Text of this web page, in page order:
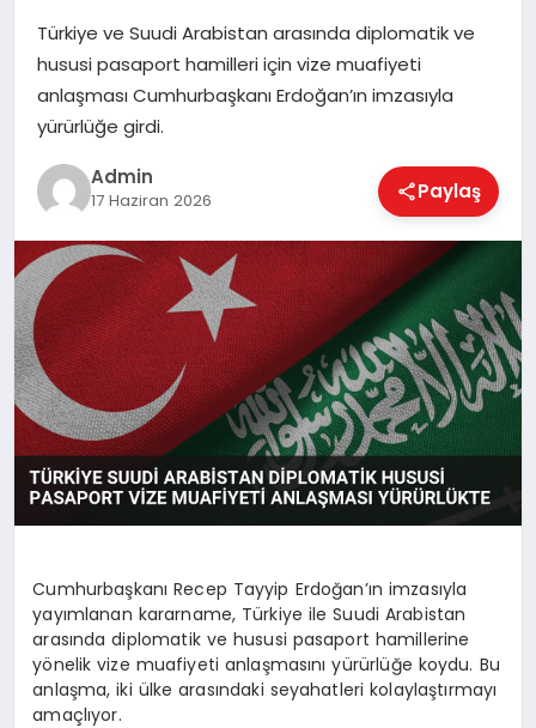
EKONOMI
MAGAZIN
SAĞLIK
SPOR
TEKNOLOJI
Türkiye ve Suudi Arabistan arasında diplomatik ve
hususi pasaport hamilleri için vize muafiyeti
anlaşması Cumhurbaşkanı Erdoğan’ın imzasıyla
yürürlüğe girdi.
Admin
17 Haziran 2026 Paylaş
Cumhurbaşkanı Recep Tayyip Erdoğan’ın imzasıyla
yayımlanan kararname, Türkiye ile Suudi Arabistan
arasında diplomatik ve hususi pasaport hamillerine
yönelik vize muafiyeti anlaşmasını yürürlüğe koydu. Bu
anlaşma, iki ülke arasındaki seyahatleri kolaylaştırmayı
amaçlıyor.